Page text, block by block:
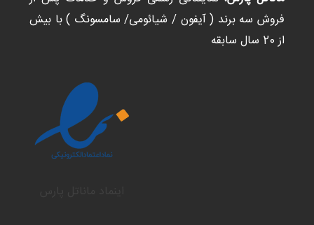
فروش سه برند ( آیفون / شیائومی/ سامسونگ ) با بیش
از 20 سال سابقه